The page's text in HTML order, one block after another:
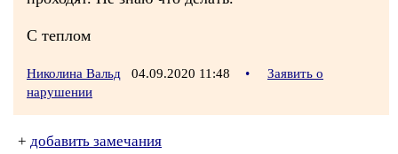
С теплом
Николина Вальд 04.09.2020 11:48 •
Заявить о
нарушении
+ добавить замечания